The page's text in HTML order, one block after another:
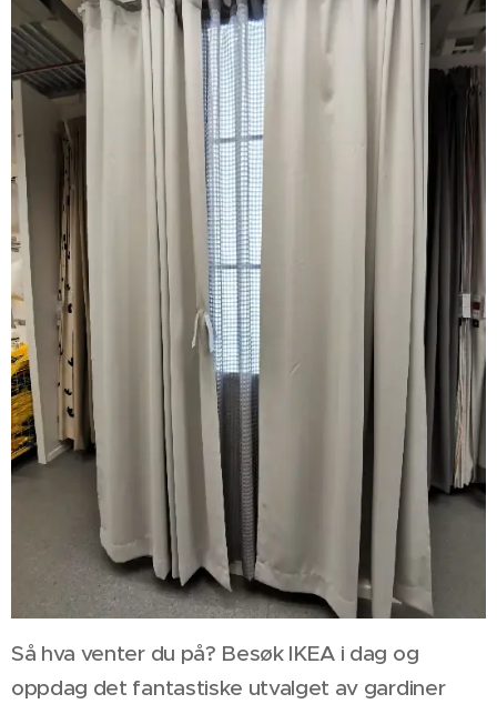
Så hva venter du på? Besøk IKEA i dag og
oppdag det fantastiske utvalget av gardiner